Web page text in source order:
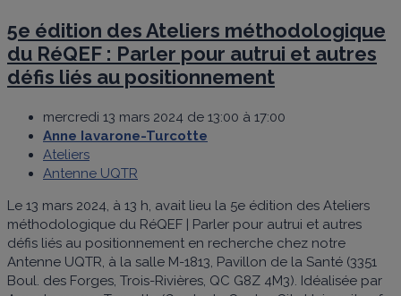
5e édition des Ateliers méthodologique
du RéQEF : Parler pour autrui et autres
défis liés au positionnement
mercredi 13 mars 2024 de 13:00 à 17:00
Anne Iavarone-Turcotte
Ateliers
Antenne UQTR
Le 13 mars 2024, à 13 h, avait lieu la 5e édition des Ateliers
méthodologique du RéQEF | Parler pour autrui et autres
défis liés au positionnement en recherche chez notre
Antenne UQTR, à la salle M-1813, Pavillon de la Santé (3351
Boul. des Forges, Trois-Rivières, QC G8Z 4M3). Idéalisée par